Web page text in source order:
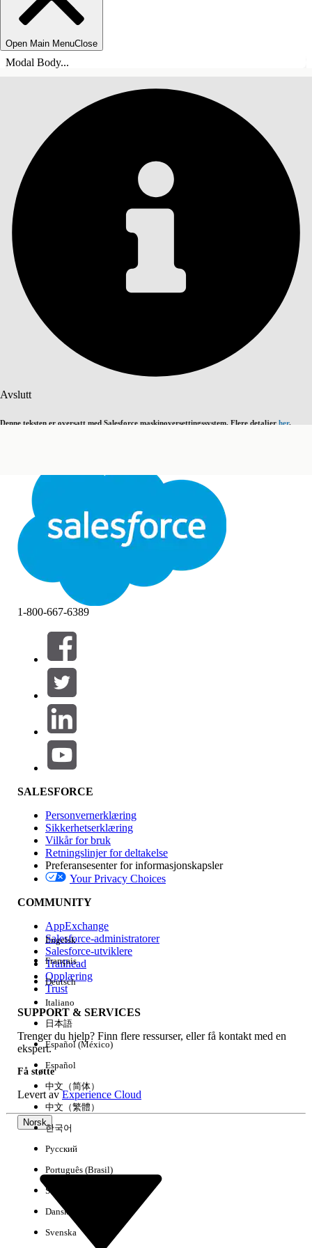
Open Main MenuClose
Modal Body...
Avslutt
Denne teksten er oversatt med Salesforce maskinoversettingssystem. Flere detaljer her.
Avslutt Avslutt
Vis innholdsfortegnelse
Filtre (0)
VELG FILTRE
Produktområde
Funksjonsinnvirkning
Utgave
Erfaring
Fjern alle Utført
1-800-667-6389
SALESFORCE
Personvernerklæring
Sikkerhetserklæring
Vilkår for bruk
Retningslinjer for deltakelse
Preferansesenter for informasjonskapsler
Your Privacy Choices
COMMUNITY
AppExchange
Salesforce-administratorer
Salesforce-utviklere
Trailhead
Opplæring
Trust
SUPPORT & SERVICES
Trenger du hjelp? Finn flere ressurser, eller få kontakt med en
ekspert.
Få støtte
Levert avExperience Cloud
Norsk
Engelsk
Français
Deutsch
Italiano
日本語
Español (México)
Español
中文（简体）
中文（繁體）
한국어
Русский
Português (Brasil)
Suomi
Dansk
Svenska